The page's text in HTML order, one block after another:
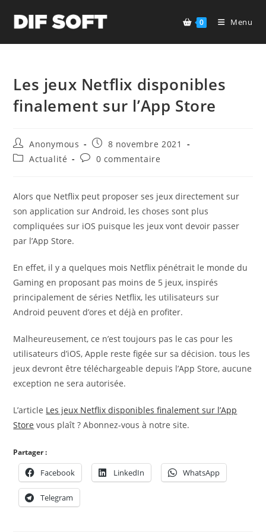
0 Menu
Les jeux Netflix disponibles
finalement sur l’App Store
Auteur/autrice
de
la
Anonymous
Publication
publiée :
8 novembre 2021
PostActualité
Commentaires
publication :
0 commentaire
Alors que Netflix peut proposer ses jeux directement sur
son application sur Android, les choses sont plus
compliquées sur iOS puisque les jeux vont devoir passer
par l’App Store.
En effet, il y a quelques mois Netflix pénétrait le monde du
Gaming en proposant pas moins de 5 jeux, inspirés
principalement de séries Netflix, les utilisateurs sur
Android peuvent d’ores et déjà en profiter.
Malheureusement, ce n’est toujours pas le cas pour les
utilisateurs d’iOS, Apple reste figée sur sa décision. tous les
jeux devront être téléchargeable depuis l’App Store, aucune
exception ne sera autorisée.
L’article Les jeux Netflix disponibles finalement sur l’App
Store vous plaît ? Abonnez-vous à notre site.
Partager :
Facebook LinkedIn WhatsApp
Telegram